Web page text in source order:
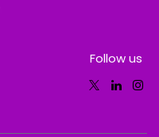
Follow us